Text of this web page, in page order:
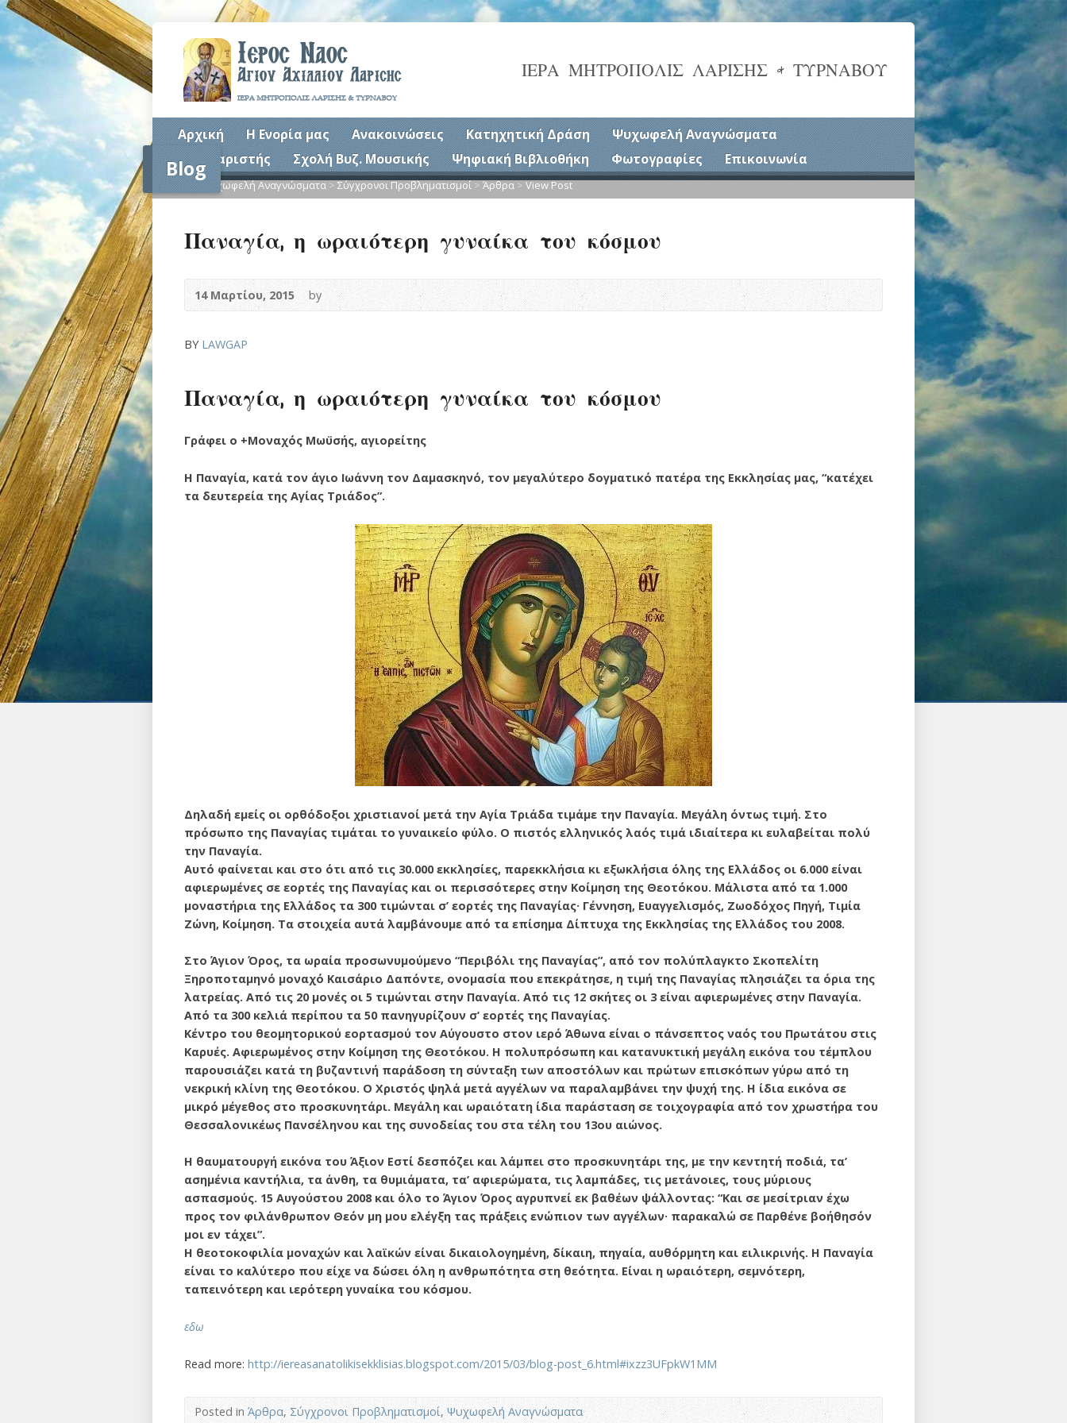
ΙΕΡΑ ΜΗΤΡΟΠΟΛΙΣ ΛΑΡΙΣΗΣ & ΤΥΡΝΑΒΟΥ
Αρχική Η Ενορία μας Ανακοινώσεις Κατηχητική Δράση
Ψυχωφελή Αναγνώσματα
Συναξαριστής
Σχολή Βυζ. Μουσικής Ψηφιακή Βιβλιοθήκη Φωτογραφίες Επικοινωνία
Blog
>Ψυχωφελή Αναγνώσματα>Σύγχρονοι Προβληματισμοί>Άρθρα>View Post
Παναγία, η ωραιότερη γυναίκα του κόσμου
14 Μαρτίου, 2015 by
BY LAWGAP
Παναγία, η ωραιότερη γυναίκα του κόσμου
Γράφει ο +Μοναχός Μωϋσής, αγιορείτης
Η Παναγία, κατά τον άγιο Ιωάννη τον Δαμασκηνό, τον μεγαλύτερο δογματικό πατέρα της Εκκλησίας μας, “κατέχει
τα δευτερεία της Αγίας Τριάδος”.
Δηλαδή εμείς οι ορθόδοξοι χριστιανοί μετά την Αγία Τριάδα τιμάμε την Παναγία. Μεγάλη όντως τιμή. Στο
πρόσωπο της Παναγίας τιμάται το γυναικείο φύλο. Ο πιστός ελληνικός λαός τιμά ιδιαίτερα κι ευλαβείται πολύ
την Παναγία.
Αυτό φαίνεται και στο ότι από τις 30.000 εκκλησίες, παρεκκλήσια κι εξωκλήσια όλης της Ελλάδος οι 6.000 είναι
αφιερωμένες σε εορτές της Παναγίας και οι περισσότερες στην Κοίμηση της Θεοτόκου. Μάλιστα από τα 1.000
μοναστήρια της Ελλάδος τα 300 τιμώνται σ’ εορτές της Παναγίας· Γέννηση, Ευαγγελισμός, Ζωοδόχος Πηγή, Τιμία
Ζώνη, Κοίμηση. Τα στοιχεία αυτά λαμβάνουμε από τα επίσημα Δίπτυχα της Εκκλησίας της Ελλάδος του 2008.
Στο Άγιον Όρος, τα ωραία προσωνυμούμενο “Περιβόλι της Παναγίας”, από τον πολύπλαγκτο Σκοπελίτη
Ξηροποταμηνό μοναχό Καισάριο Δαπόντε, ονομασία που επεκράτησε, η τιμή της Παναγίας πλησιάζει τα όρια της
λατρείας. Από τις 20 μονές οι 5 τιμώνται στην Παναγία. Από τις 12 σκήτες οι 3 είναι αφιερωμένες στην Παναγία.
Από τα 300 κελιά περίπου τα 50 πανηγυρίζουν σ’ εορτές της Παναγίας.
Κέντρο του θεομητορικού εορτασμού τον Αύγουστο στον ιερό Άθωνα είναι ο πάνσεπτος ναός του Πρωτάτου στις
Καρυές. Αφιερωμένος στην Κοίμηση της Θεοτόκου. Η πολυπρόσωπη και κατανυκτική μεγάλη εικόνα του τέμπλου
παρουσιάζει κατά τη βυζαντινή παράδοση τη σύνταξη των αποστόλων και πρώτων επισκόπων γύρω από τη
νεκρική κλίνη της Θεοτόκου. Ο Χριστός ψηλά μετά αγγέλων να παραλαμβάνει την ψυχή της. Η ίδια εικόνα σε
μικρό μέγεθος στο προσκυνητάρι. Μεγάλη και ωραιότατη ίδια παράσταση σε τοιχογραφία από τον χρωστήρα του
Θεσσαλονικέως Πανσέληνου και της συνοδείας του στα τέλη του 13ου αιώνος.
Η θαυματουργή εικόνα του Άξιον Εστί δεσπόζει και λάμπει στο προσκυνητάρι της, με την κεντητή ποδιά, τα’
ασημένια καντήλια, τα άνθη, τα θυμιάματα, τα’ αφιερώματα, τις λαμπάδες, τις μετάνοιες, τους μύριους
ασπασμούς. 15 Αυγούστου 2008 και όλο το Άγιον Όρος αγρυπνεί εκ βαθέων ψάλλοντας: “Και σε μεσίτριαν έχω
προς τον φιλάνθρωπον Θεόν μη μου ελέγξη τας πράξεις ενώπιον των αγγέλων· παρακαλώ σε Παρθένε βοήθησόν
μοι εν τάχει”.
Η θεοτοκοφιλία μοναχών και λαϊκών είναι δικαιολογημένη, δίκαιη, πηγαία, αυθόρμητη και ειλικρινής. Η Παναγία
είναι το καλύτερο που είχε να δώσει όλη η ανθρωπότητα στη θεότητα. Είναι η ωραιότερη, σεμνότερη,
ταπεινότερη και ιερότερη γυναίκα του κόσμου.
εδω
Read more: http://iereasanatolikisekklisias.blogspot.com/2015/03/blog-post_6.html#ixzz3UFpkW1MM
Posted inΆρθρα,Σύγχρονοι Προβληματισμοί, Ψυχωφελή Αναγνώσματα